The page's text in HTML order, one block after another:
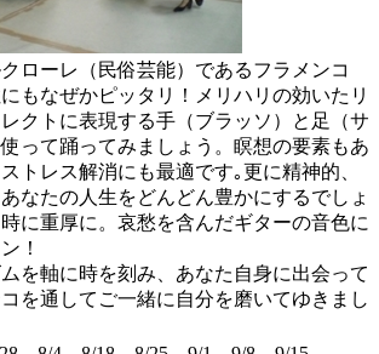
ローレ（民俗芸能）であるフラメンコ
もなぜかピッタリ！メリハリの効いたリ
クトに表現する手（ブラッソ）と足（サ
って踊ってみましょう。瞑想の要素もあ
トレス解消にも最適です｡更に精神的、
なたの人生をどんどん豊かにするでしょ
に重厚に。哀愁を含んだギターの音色に
！
を軸に時を刻み、あなた自身に出会って
を通してご一緒に自分を磨いてゆきまし